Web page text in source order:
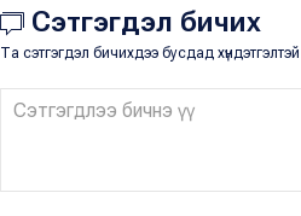
Сэтгэгдэл бичих
Та сэтгэгдэл бичихдээ бусдад